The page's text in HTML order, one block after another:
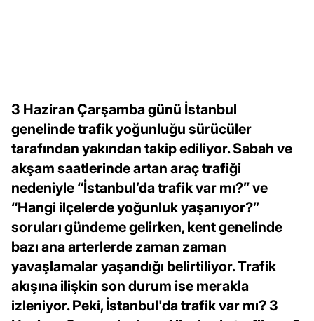
3 Haziran Çarşamba günü İstanbul
genelinde trafik yoğunluğu sürücüler
tarafından yakından takip ediliyor. Sabah ve
akşam saatlerinde artan araç trafiği
nedeniyle “İstanbul’da trafik var mı?” ve
“Hangi ilçelerde yoğunluk yaşanıyor?”
soruları gündeme gelirken, kent genelinde
bazı ana arterlerde zaman zaman
yavaşlamalar yaşandığı belirtiliyor. Trafik
akışına ilişkin son durum ise merakla
izleniyor. Peki, İstanbul'da trafik var mı? 3